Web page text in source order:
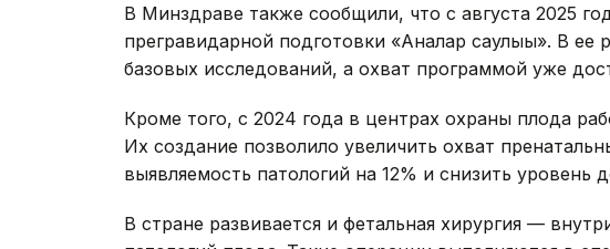
В Минздраве также сообщили, что с августа 2025
прегравидарной подготовки «Аналар саулығы». В
базовых исследований, а охват программой уже
Кроме того, с 2024 года в центрах охраны плода
Их создание позволило увеличить охват
выявляемость патологий на 12% и снизить уровень
В стране развивается и фетальная хирургия —